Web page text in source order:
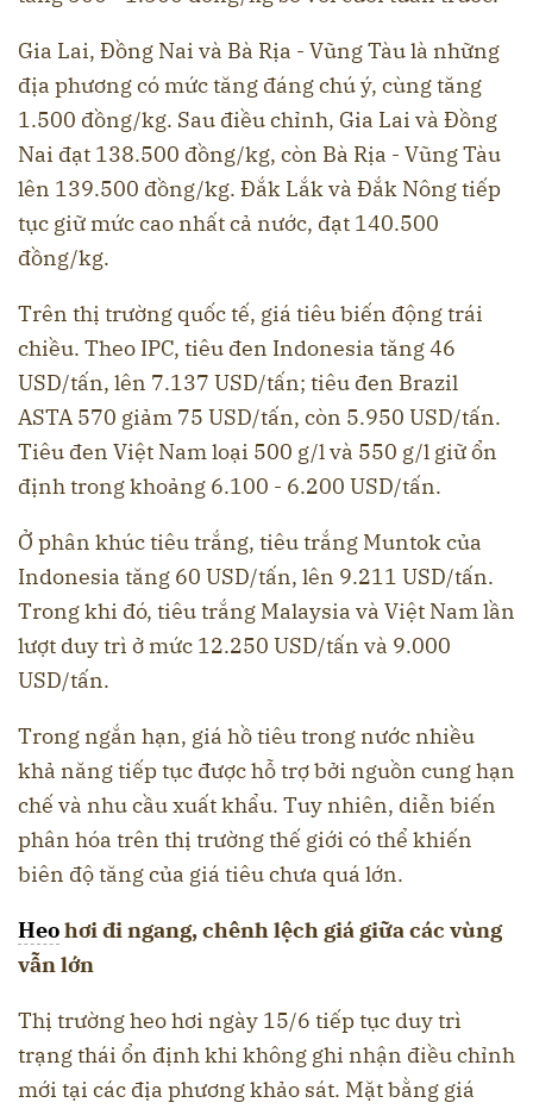
Gia Lai, Đồng Nai và Bà Rịa - Vũng Tàu là những
địa phương có mức tăng đáng chú ý, cùng tăng
1.500 đồng/kg. Sau điều chỉnh, Gia Lai và Đồng
Nai đạt 138.500 đồng/kg, còn Bà Rịa - Vũng Tàu
lên 139.500 đồng/kg. Đắk Lắk và Đắk Nông tiếp
tục giữ mức cao nhất cả nước, đạt 140.500
đồng/kg.
Trên thị trường quốc tế, giá tiêu biến động trái
chiều. Theo IPC, tiêu đen Indonesia tăng 46
USD/tấn, lên 7.137 USD/tấn; tiêu đen Brazil
ASTA 570 giảm 75 USD/tấn, còn 5.950 USD/tấn.
Tiêu đen Việt Nam loại 500 g/l và 550 g/l giữ ổn
định trong khoảng 6.100 - 6.200 USD/tấn.
Ở phân khúc tiêu trắng, tiêu trắng Muntok của
Indonesia tăng 60 USD/tấn, lên 9.211 USD/tấn.
Trong khi đó, tiêu trắng Malaysia và Việt Nam lần
lượt duy trì ở mức 12.250 USD/tấn và 9.000
USD/tấn.
Trong ngắn hạn, giá hồ tiêu trong nước nhiều
khả năng tiếp tục được hỗ trợ bởi nguồn cung hạn
chế và nhu cầu xuất khẩu. Tuy nhiên, diễn biến
phân hóa trên thị trường thế giới có thể khiến
biên độ tăng của giá tiêu chưa quá lớn.
Heohơi đi ngang, chênh lệch giá giữa các vùng
vẫn lớn
Thị trường heo hơi ngày 15/6 tiếp tục duy trì
trạng thái ổn định khi không ghi nhận điều chỉnh
mới tại các địa phương khảo sát. Mặt bằng giá